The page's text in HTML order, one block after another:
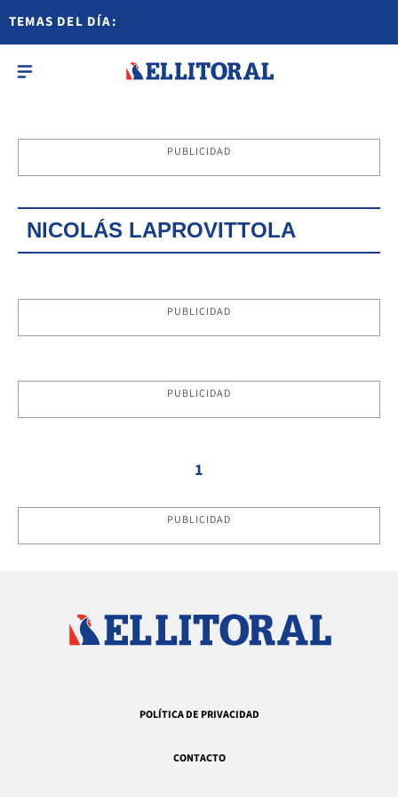
TEMAS DEL DÍA:
PUBLICIDAD
NICOLÁS LAPROVITTOLA
PUBLICIDAD
PUBLICIDAD
1
PUBLICIDAD
POLÍTICA DE PRIVACIDAD
CONTACTO